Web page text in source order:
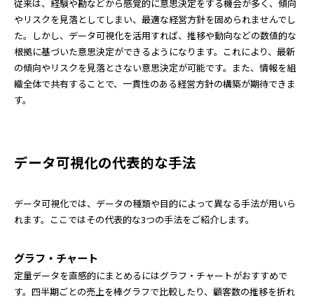
従来は、経験や勘などから感覚的に意思決定をする機会が多く、傾向
やリスクを見落としてしまい、最適な経営方針を固められませんでし
た。しかし、データ可視化を活用すれば、推移や動向などの数値的な
根拠に基づいた意思決定ができるようになります。これにより、最新
の傾向やリスクを見落とさない意思決定が可能です。また、情報を組
織全体で共有することで、一貫性のある経営方針の構築が期待できま
す。
データ可視化の代表的な手法
データ可視化では、データの種類や目的によって異なる手法が用いら
れます。ここではその代表的な3つの手法をご紹介します。
グラフ・チャート
定量データを直感的にまとめるにはグラフ・チャートがおすすめで
す。四半期ごとの売上を棒グラフで比較したり、顧客数の推移を折れ